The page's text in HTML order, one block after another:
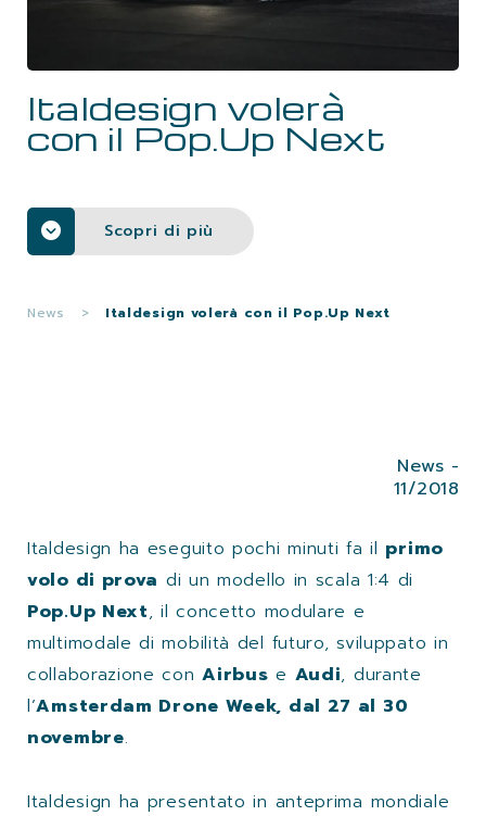
LAVORA CON NOI
CONTATTI
Italdesign volerà
con il Pop.Up Next
Scopri di più
News > Italdesign volerà con il Pop.Up Next
News -
11/2018
Italdesign ha eseguito pochi minuti fa il primo
volo di prova di un modello in scala 1:4 di
Pop.Up Next, il concetto modulare e
multimodale di mobilità del futuro, sviluppato in
collaborazione conAirbus e Audi, durante
l’Amsterdam Drone Week, dal 27 al 30
novembre.
Italdesign ha presentato in anteprima mondiale